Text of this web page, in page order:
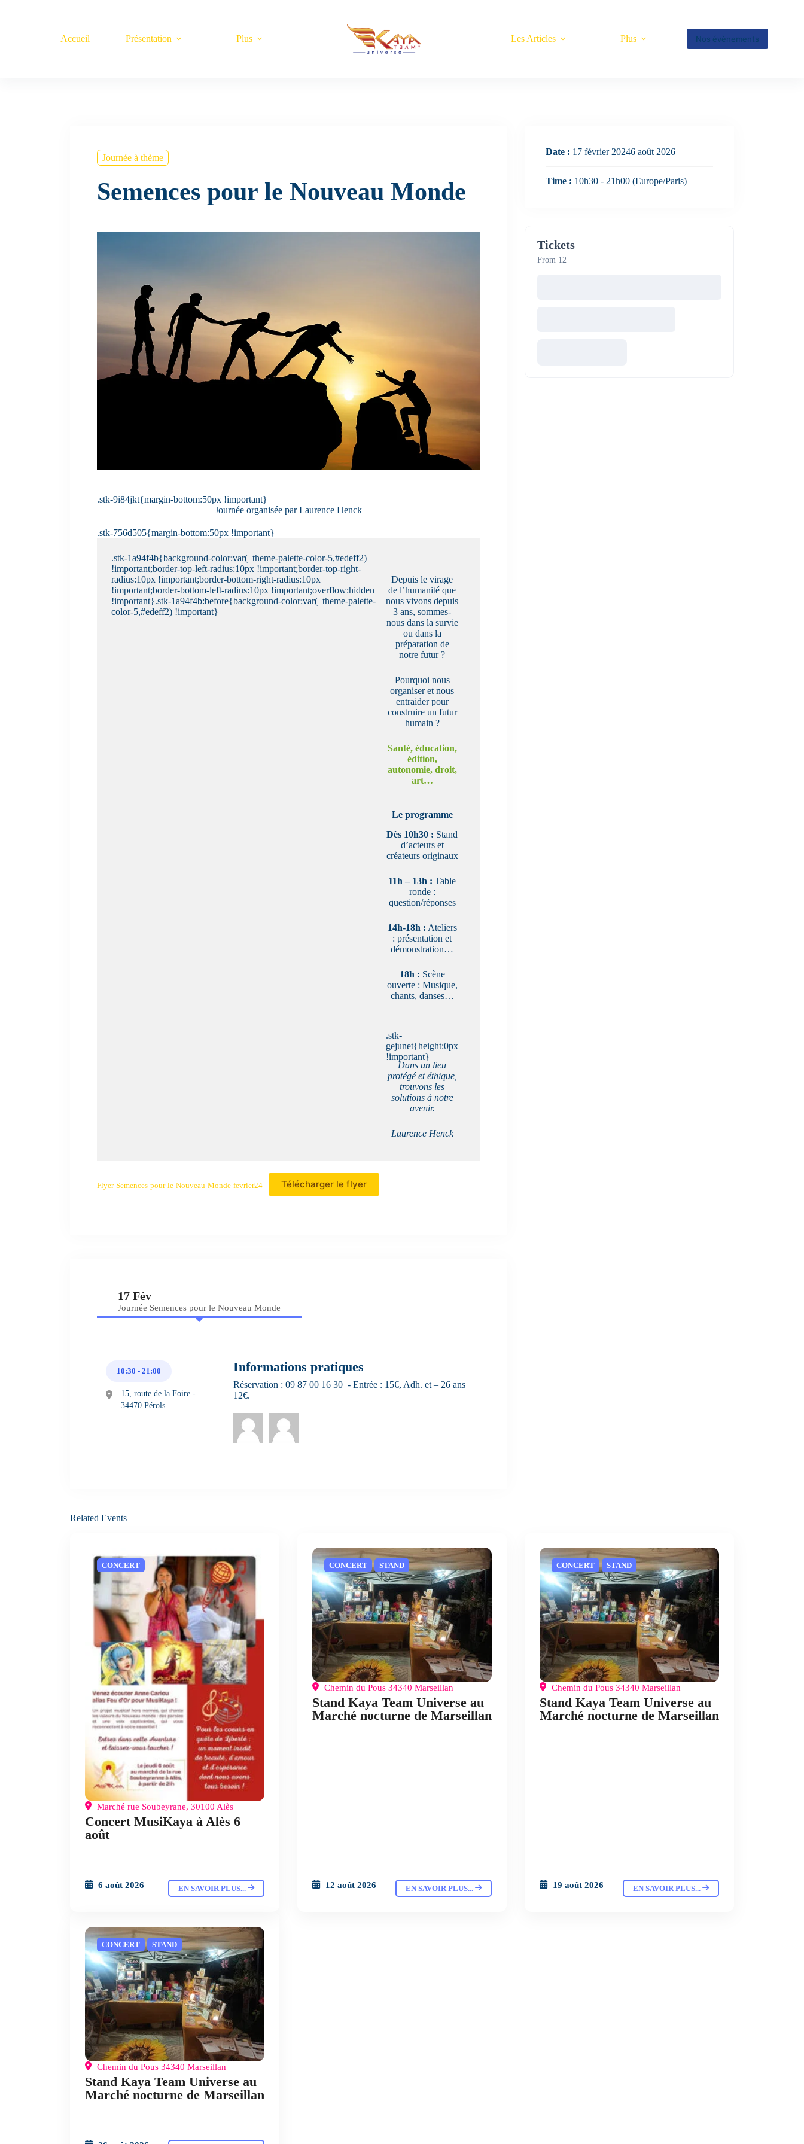
Accueil
Présentation Plus Les Articles Plus Nos évènements
Journée à thème
Semences pour le Nouveau Monde
.stk-9i84jkt{margin-bottom:50px !important}
Journée organisée par Laurence Henck
.stk-756d505{margin-bottom:50px !important}
.stk-1a94f4b{background-color:var(–theme-palette-color-5,#edeff2)
!important;border-top-left-radius:10px !important;border-top-right-
radius:10px !important;border-bottom-right-radius:10px
!important;border-bottom-left-radius:10px !important;overflow:hidden
!important}.stk-1a94f4b:before{background-color:var(–theme-palette-
color-5,#edeff2) !important}
Depuis le virage
de l’humanité que
nous vivons depuis
3 ans, sommes-
nous dans la survie
ou dans la
préparation de
notre futur ?
Pourquoi nous
organiser et nous
entraider pour
construire un futur
humain ?
Santé, éducation,
édition,
autonomie, droit,
art…
Le programme
Dès 10h30 : Stand
d’acteurs et
créateurs originaux
11h – 13h : Table
ronde :
question/réponses
14h-18h : Ateliers
: présentation et
démonstration…
18h : Scène
ouverte : Musique,
chants, danses…
.stk-
gejunet{height:0px
!important}
Dans un lieu
protégé et éthique,
trouvons les
solutions à notre
avenir.
Laurence Henck
Flyer-Semences-pour-le-Nouveau-Monde-fevrier24 Télécharger le flyer
17 Fév
Journée Semences pour le Nouveau Monde
10:30 - 21:00
15, route de la Foire -
34470 Pérols
Informations pratiques
Réservation : 09 87 00 16 30 - Entrée : 15€, Adh. et – 26 ans
12€.
Date : 17 février 20246 août 2026
Time : 10h30 - 21h00 (Europe/Paris)
Tickets
From 12
Related Events
CONCERT
Marché rue Soubeyrane, 30100 Alès
Concert MusiKaya à Alès 6
août
6 août 2026 EN SAVOIR PLUS...
CONCERT STAND
Chemin du Pous 34340 Marseillan
Stand Kaya Team Universe au
Marché nocturne de Marseillan
12 août 2026 EN SAVOIR PLUS...
CONCERT STAND
Chemin du Pous 34340 Marseillan
Stand Kaya Team Universe au
Marché nocturne de Marseillan
19 août 2026 EN SAVOIR PLUS...
CONCERT STAND
Chemin du Pous 34340 Marseillan
Stand Kaya Team Universe au
Marché nocturne de Marseillan